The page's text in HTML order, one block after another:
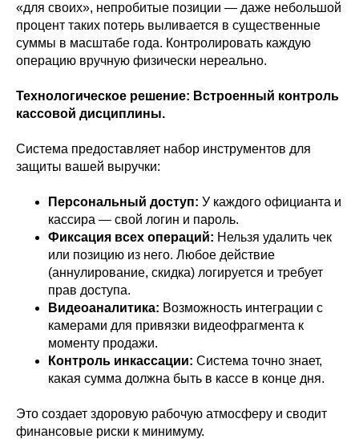
«для своих», непробитые позиции — даже небольшой
процент таких потерь выливается в существенные
суммы в масштабе года. Контролировать каждую
операцию вручную физически нереально.
Технологическое решение: Встроенный контроль
кассовой дисциплины.
Система предоставляет набор инструментов для
защиты вашей выручки:
Персональный доступ: У каждого официанта и
кассира — свой логин и пароль.
Фиксация всех операций: Нельзя удалить чек
или позицию из него. Любое действие
(аннулирование, скидка) логируется и требует
прав доступа.
Видеоаналитика: Возможность интеграции с
камерами для привязки видеофрагмента к
моменту продажи.
Контроль инкассации: Система точно знает,
какая сумма должна быть в кассе в конце дня.
Это создает здоровую рабочую атмосферу и сводит
финансовые риски к минимуму.